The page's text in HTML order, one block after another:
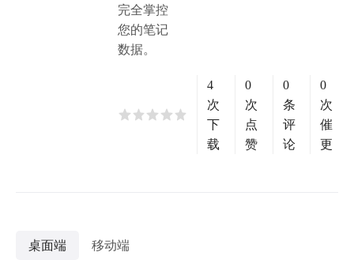
完全掌控
您的笔记
数据。
4
次
下
载
0
次
点
赞
0
条
评
论
0
次
催
更
桌面端 移动端